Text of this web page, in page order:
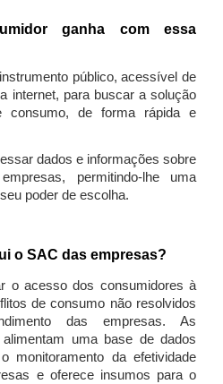
ganha com essa
público, acessível de
internet, para buscar a solução
consumo, de forma rápida e
dados e informações sobre
permitindo-lhe uma
poder de escolha.
o SAC das empresas?
o acesso dos consumidores à
de consumo não resolvidos
das empresas. As
uma base de dados
monitoramento da efetividade
e oferece insumos para o